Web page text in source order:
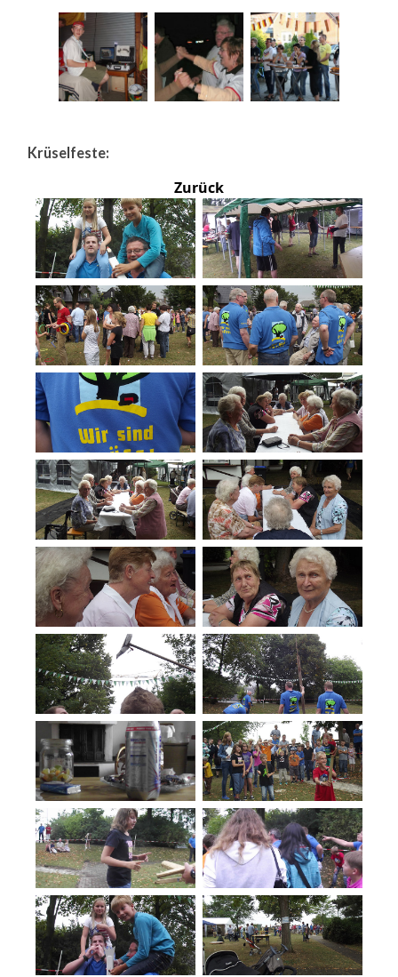
Krüselfeste:
Zurück